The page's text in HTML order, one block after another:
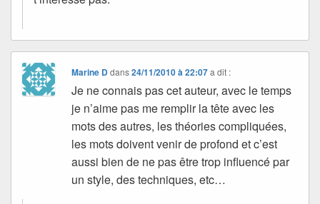
Marine Ddans24/11/2010 à 22:07 a dit :
Je ne connais pas cet auteur, avec le temps
je n’aime pas me remplir la tête avec les
mots des autres, les théories compliquées,
les mots doivent venir de profond et c’est
aussi bien de ne pas être trop influencé par
un style, des techniques, etc…